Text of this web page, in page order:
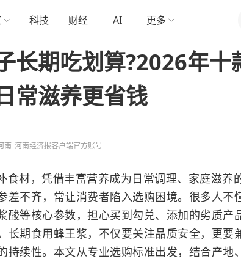
科技 财经 AI 更多
长期吃划算?2026年十
常滋养更省钱
南 河南经济报客户端官方账号
食材，凭借丰富营养成为日常调理、家庭滋养
差不齐，常让消费者陷入选购困境。很多人不
酸等核心参数，担心买到勾兑、添加的劣质产
长期食用蜂王浆，不仅要关注品质安全，更要
持续性。本文从专业选购标准出发，结合产地